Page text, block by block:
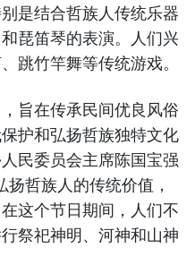
是结合哲族人传统乐器
琵笛琴的表演。人们兴
跳竹竿舞等传统游戏。
旨在传承民间优良风俗
护和弘扬哲族独特文化
民委员会主席陈国宝强
哲族人的传统价值，
这个节日期间，人们不
祭祀神明、河神和山神